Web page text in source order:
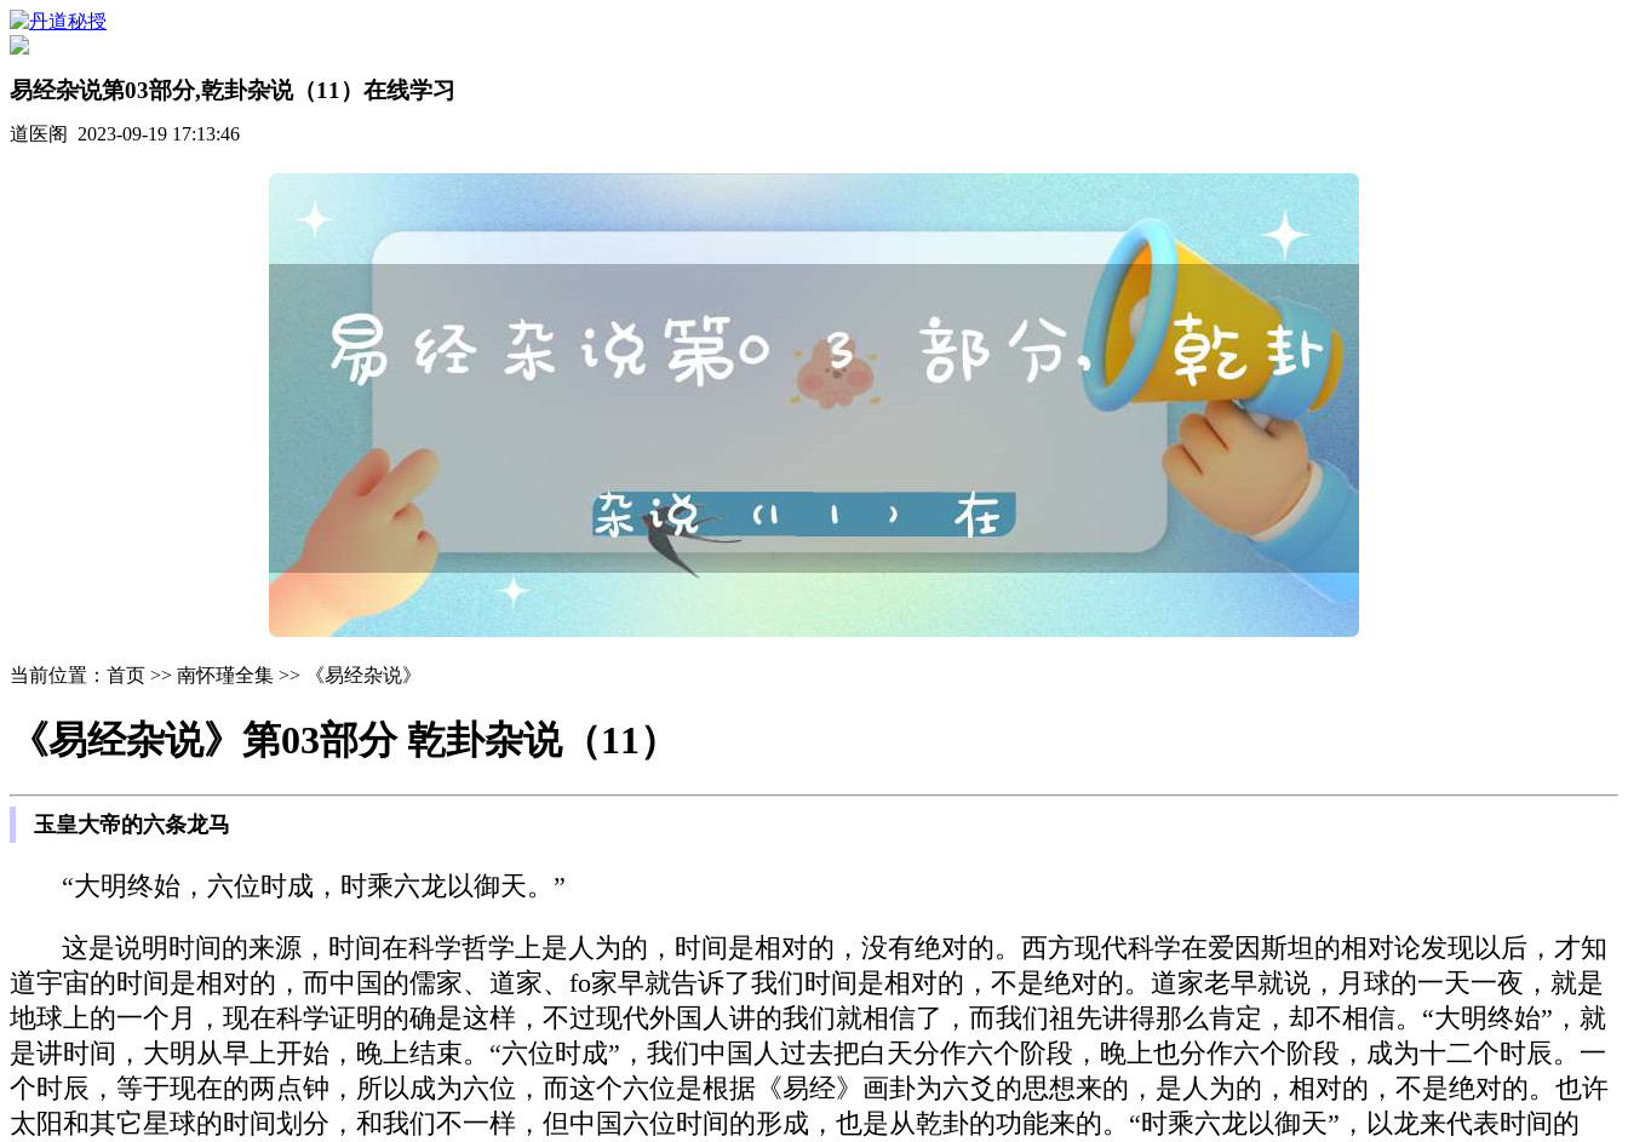
易经杂说第03部分,乾卦杂说（11）在线学习
道医阁 2023-09-19 17:13:46
当前位置：首页 >> 南怀瑾全集 >> 《易经杂说》
《易经杂说》第03部分 乾卦杂说（11）
玉皇大帝的六条龙马
“大明终始，六位时成，时乘六龙以御天。”
这是说明时间的来源，时间在科学哲学上是人为的，时间是相对的，没有绝对的。西方现代科学在爱因斯坦的相对论发现以后，才知
道宇宙的时间是相对的，而中国的儒家、道家、fo家早就告诉了我们时间是相对的，不是绝对的。道家老早就说，月球的一天一夜，就是
地球上的一个月，现在科学证明的确是这样，不过现代外国人讲的我们就相信了，而我们祖先讲得那么肯定，却不相信。“大明终始”，就
是讲时间，大明从早上开始，晚上结束。“六位时成”，我们中国人过去把白天分作六个阶段，晚上也分作六个阶段，成为十二个时辰。一
个时辰，等于现在的两点钟，所以成为六位，而这个六位是根据《易经》画卦为六爻的思想来的，是人为的，相对的，不是绝对的。也许
太阳和其它星球的时间划分，和我们不一样，但中国六位时间的形成，也是从乾卦的功能来的。“时乘六龙以御天”，以龙来代表时间的